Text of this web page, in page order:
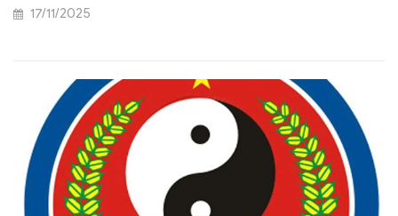
lấy ý kiến góp ý Dự thảo các Văn kiện trình Đại hội đại
nghĩa vô cùng quan trọng, thể hiện tinh thần dân chủ, trí
tuệ tập thể và trách nhiệm chính trị cao nhất.
17/11/2025